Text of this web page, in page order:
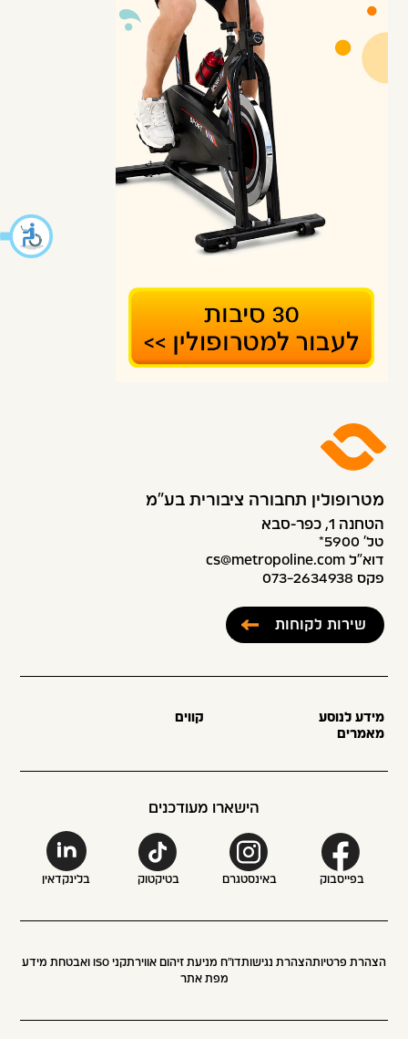
מטרופולין תחבורה ציבורית בע״מ
הטחנה 1, כפר-סבא
טל׳ 5900*
דוא”ל cs@metropoline.com
פקס 073-2634938
שירות לקוחות
מידע לנוסע
קווים
מאמרים
הישארו מעודכנים
בפייסבוק באינסטגרם בטיקטוק בלינקדאין
הצהרת פרטיותהצהרת נגישותדו״ח מניעת זיהום אווירתקני ISO ואבטחת מידע
מפת אתר